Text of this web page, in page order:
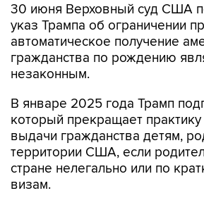
30 июня Верховный суд США
указ Трампа об ограничении
автоматическое получение
гражданства по рождению
незаконным.
В январе 2025 года Трамп
который прекращает
выдачи гражданства детям,
территории США, если
стране нелегально или по
визам.